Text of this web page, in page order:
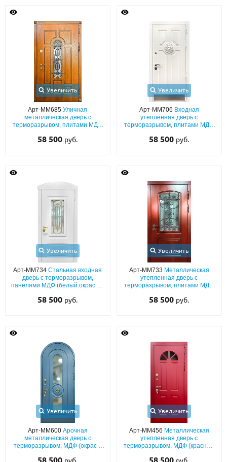
Увеличить
Арт-ММ685Уличная
металлическая дверь с
терморазрывом, плитами МДФ
стеклопакетом
58 500 руб.
Увеличить
Арт-ММ706 Входная
утепленная дверь с
терморазрывом, плитами МДФ
резьбой «лев» и отбойником
58 500 руб.
Увеличить
Арт-ММ734Стальная входная
дверь с терморазрывом,
панелями МДФ (белый окрас по
фигурным карнизом
58 500 руб.
Увеличить
Арт-ММ733 Металлическая
утепленная дверь с
терморазрывом, плитами МДФ
стеклопакетом
58 500 руб.
Увеличить
Арт-ММ600 Арочная
металлическая дверь с
терморазрывом, МДФ (окрас в
58 500
Увеличить
Арт-ММ456 Металлическая
утепленная дверь с
терморазрывом, МДФ (красный
58 500